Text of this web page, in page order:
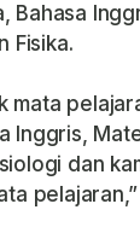
Bahasa
Fisika.
mata
Inggris,
dan